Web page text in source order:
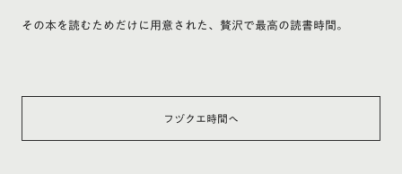
その本を読むためだけに用意された、贅沢で最高の読書時間。
フヅクエ時間へ